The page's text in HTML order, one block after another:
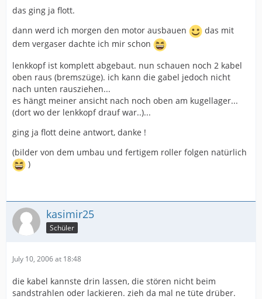
hängt der komplette motor an ein paar schrauben oder
muss ich ihn komplett zerlegen um ihn
rauszubekommen ?
die hintere feder, kann ich die untere schraube am
motor einfach lösen (oder springt mir die feder ins
gesicht) ?
motor hängt nur an zwei schrauben. die eine kurze am
hinteren federbein und dann noch die eine lange an
der karosserie. wenn du dir deinen kickstarter anguckst,
müßtest den kopf von einer schraube sehe, direkt an
der karosserie, das ist die lange. kanns nicht besser
beschreiben. aber bevor du die beiden schrauben löst
und rausziehst, mach vorher noch den vergaser ab,
sonst kannste dir gleich nen neuen ansaugstutzen
kaufen.
(wenn das geschehen ist, wird der roller sandgestrahlt,
daher der aufwand
das ging ja flott.
dann werd ich morgen den motor ausbauen
das mit
dem vergaser dachte ich mir schon
lenkkopf ist komplett abgebaut. nun schauen noch 2 kabel
oben raus (bremszüge). ich kann die gabel jedoch nicht
nach unten rausziehen...
es hängt meiner ansicht nach noch oben am kugellager...
(dort wo der lenkkopf drauf war..)...
ging ja flott deine antwort, danke !
(bilder von dem umbau und fertigem roller folgen natürlich
)
kasimir25
Schüler
July 10, 2006 at 18:48
die kabel kannste drin lassen, die stören nicht beim
sandstrahlen oder lackieren. zieh da mal ne tüte drüber.